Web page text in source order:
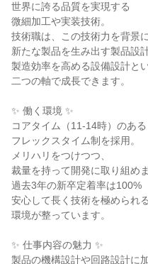
世界に誇る品質を実現する
微細加工や実装技術。
技術職は、この技術力を背景に
新たな製品を生み出す製品設計
製造効率を高める設備設計と
二つの軸で成長できます。
✨ 働く環境 ✨
コアタイム（11-14時）のある
フレックスタイム制を採用。
メリハリをつけつつ、
裁量を持って開発に取り組めま
過去3年の新卒定着率は100%
安心して長く技術を極められる
環境が整っています。
✨ 仕事内容の魅力 ✨
製品の機構設計や回路設計に加